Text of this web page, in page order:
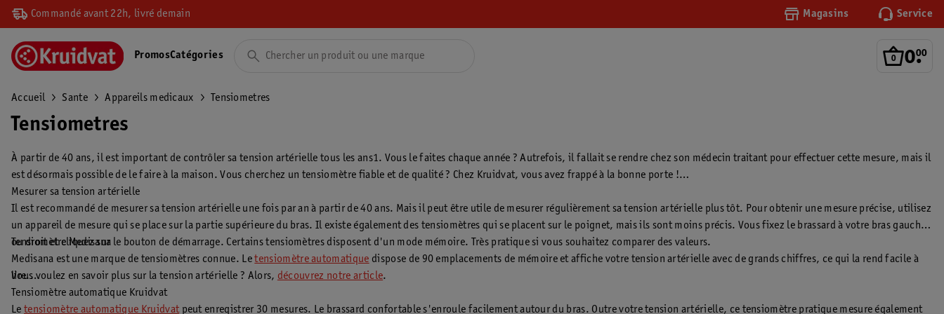
Commandé avant 22h, livré demain Magasins Service
0.
00
PromosCatégories
Accueil Sante Appareils medicaux Tensiometres
Tensiometres
À partir de 40 ans, il est important de contrôler sa tension artérielle tous les ans1. Vous le faites chaque année ? Autrefois, il fallait se rendre chez son médecin traitant pour effectuer cette mesure, mais il
est désormais possible de le faire à la maison. Vous cherchez un tensiomètre fiable et de qualité ? Chez Kruidvat, vous avez frappé à la bonne porte !
Mesurer sa tension artérielle
Il est recommandé de mesurer sa tension artérielle une fois par an à partir de 40 ans. Mais il peut être utile de mesurer régulièrement sa tension artérielle plus tôt. Pour obtenir une mesure précise, utilisez
un appareil de mesure qui se place sur la partie supérieure du bras. Il existe également des tensiomètres qui se placent sur le poignet, mais ils sont moins précis. Vous fixez le brassard à votre bras gauche
ou droit et cliquez sur le bouton de démarrage. Certains tensiomètres disposent d'un mode mémoire. Très pratique si vous souhaitez comparer des valeurs.
Vous voulez en savoir plus sur la tension artérielle ? Alors, découvrez notre article.
Tensiomètre Medisana
Medisana est une marque de tensiomètres connue. Letensiomètre automatique dispose de 90 emplacements de mémoire et affiche votre tension artérielle avec de grands chiffres, ce qui la rend facile à
lire.
Tensiomètre automatique Kruidvat
Le tensiomètre automatique Kruidvatpeut enregistrer 30 mesures. Le brassard confortable s'enroule facilement autour du bras. Outre votre tension artérielle, ce tensiomètre pratique mesure également